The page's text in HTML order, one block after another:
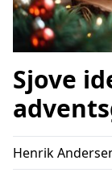
Sjove
Henrik